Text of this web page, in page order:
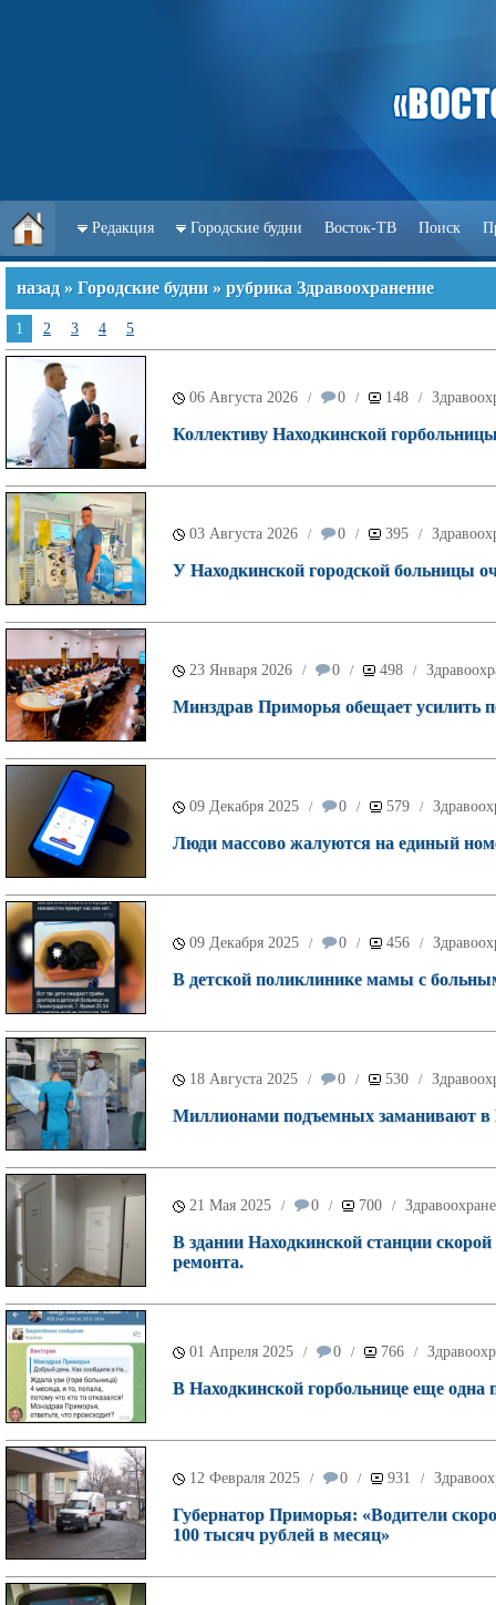
Редакция Городские будни Восток-ТВ Поиск
назад » Городские будни » рубрика Здравоохранение
1 2 3 4 5
06 Августа 2026 / 0 / 148 /
Коллективу Находкинской
03 Августа 2026 / 0 / 395 /
У Находкинской городской больницы
23 Января 2026 / 0 / 498 /
Минздрав Приморья обещает усилить
09 Декабря 2025 / 0 / 579 /
Люди массово жалуются на единый
09 Декабря 2025 / 0 / 456 /
В детской поликлинике мамы с
18 Августа 2025 / 0 / 530 /
Миллионами подъемных заманивают в
21 Мая 2025 / 0 / 700 /
В здании Находкинской станции
ремонта.
01 Апреля 2025 / 0 / 766 /
В Находкинской горбольнице еще
12 Февраля 2025 / 0 / 931 /
Губернатор Приморья: «Водители
100 тысяч рублей в месяц»